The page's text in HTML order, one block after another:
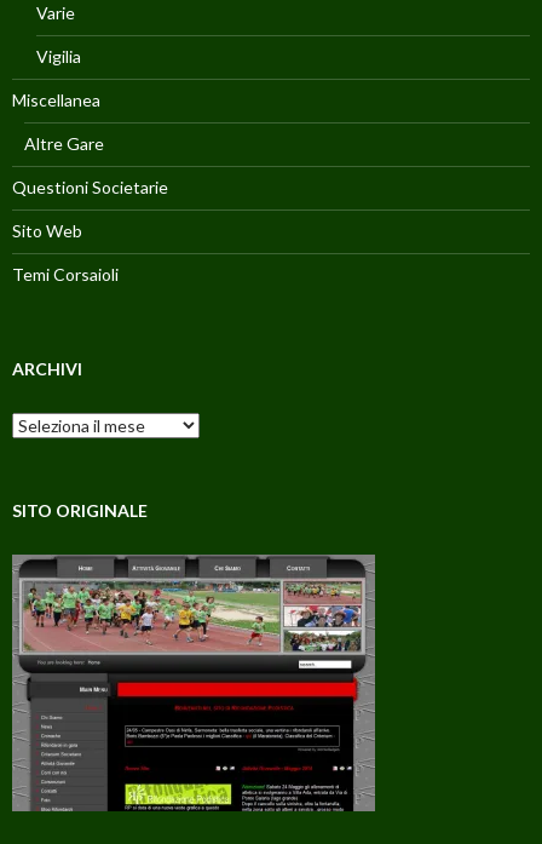
Varie
Vigilia
Miscellanea
Altre Gare
Questioni Societarie
Sito Web
Temi Corsaioli
ARCHIVI
Archivi
SITO ORIGINALE